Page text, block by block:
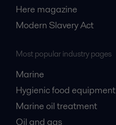
Here magazine
Modern Slavery Act
Most popular industry pages
Marine
Hygienic food equipment
Marine oil treatment
Oil and gas